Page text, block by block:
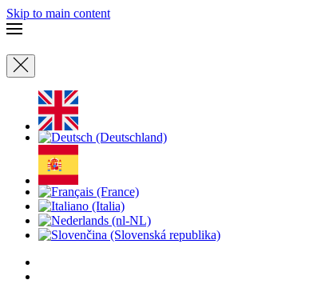
Skip to main content